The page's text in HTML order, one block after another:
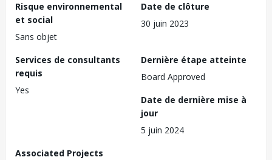
Risque environnemental
et social
Sans objet
Date de clôture
30 juin 2023
Services de consultants
requis
Yes
Dernière étape atteinte
Board Approved
Date de dernière mise à
jour
5 juin 2024
Associated Projects